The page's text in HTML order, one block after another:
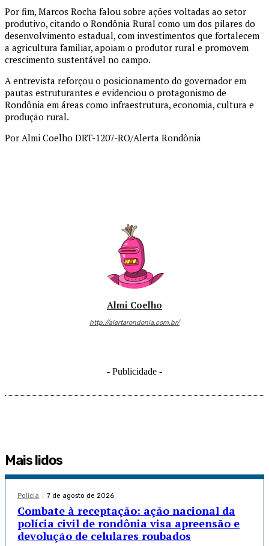
Por fim, Marcos Rocha falou sobre ações voltadas ao setor
produtivo, citando o Rondônia Rural como um dos pilares do
desenvolvimento estadual, com investimentos que fortalecem
a agricultura familiar, apoiam o produtor rural e promovem
crescimento sustentável no campo.
A entrevista reforçou o posicionamento do governador em
pautas estruturantes e evidenciou o protagonismo de
Rondônia em áreas como infraestrutura, economia, cultura e
produção rural.
Por Almi Coelho DRT-1207-RO/Alerta Rondônia
Almi Coelho
http://alertarondonia.com.br/
- Publicidade -
Mais lidos
Policia 7 de agosto de 2026
Combate à receptação: ação nacional da
polícia civil de rondônia visa apreensão e
devolução de celulares roubados